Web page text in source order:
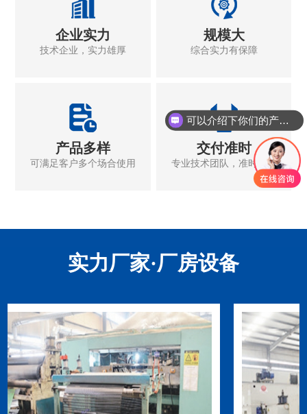
133-8548-7588（李经理）
玻璃纤维土工格栅
133-8548-7588（李经理）
133-8548-7588（李经理） 133-8548-7588（李经理）
企业实力
技术企业，实力雄厚
规模大
综合实力有保障
产品多样
可满足客户多个场合使用
交付准时
专业技术团队，准时交付
实力厂家·厂房设备
可以介绍下你们的产品么